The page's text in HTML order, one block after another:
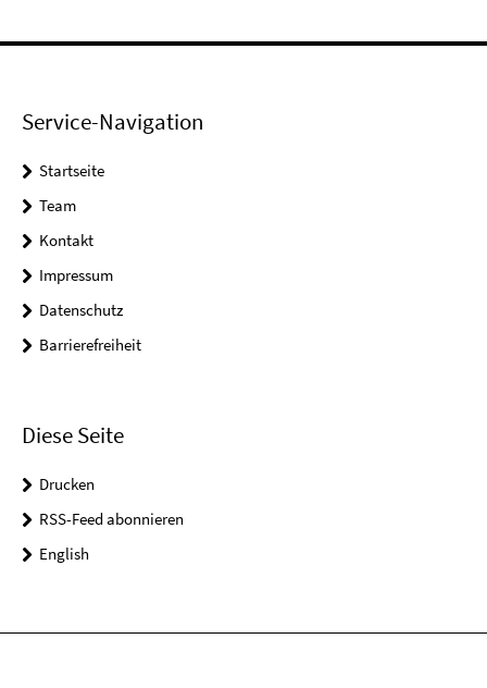
Service-Navigation
Startseite
Team
Kontakt
Impressum
Datenschutz
Barrierefreiheit
Diese Seite
Drucken
RSS-Feed abonnieren
English